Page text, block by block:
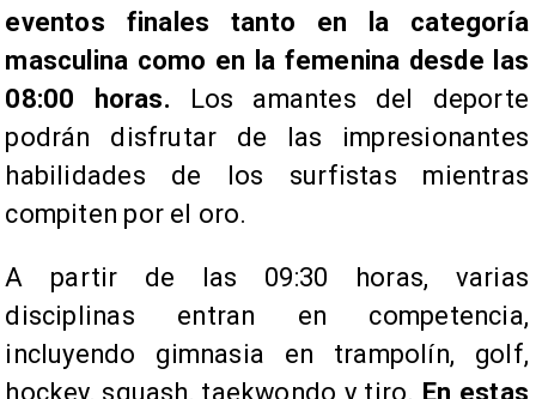
eventos finales tanto en la categoría
masculina como en la femenina desde las
08:00 horas. Los amantes del deporte
podrán disfrutar de las impresionantes
habilidades de los surfistas mientras
compiten por el oro.
A partir de las 09:30 horas, varias
disciplinas entran en competencia,
incluyendo gimnasia en trampolín, golf,
hockey, squash, taekwondo y tiro. En estas